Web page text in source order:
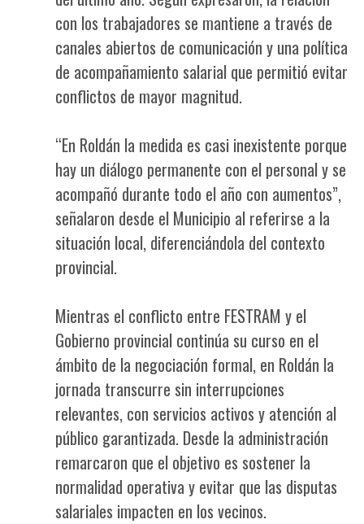
con los trabajadores se mantiene a través de
canales abiertos de comunicación y una política
de acompañamiento salarial que permitió evitar
conflictos de mayor magnitud.
“En Roldán la medida es casi inexistente porque
hay un diálogo permanente con el personal y se
acompañó durante todo el año con aumentos”,
señalaron desde el Municipio al referirse a la
situación local, diferenciándola del contexto
provincial.
Mientras el conflicto entre FESTRAM y el
Gobierno provincial continúa su curso en el
ámbito de la negociación formal, en Roldán la
jornada transcurre sin interrupciones
relevantes, con servicios activos y atención al
público garantizada. Desde la administración
remarcaron que el objetivo es sostener la
normalidad operativa y evitar que las disputas
salariales impacten en los vecinos.